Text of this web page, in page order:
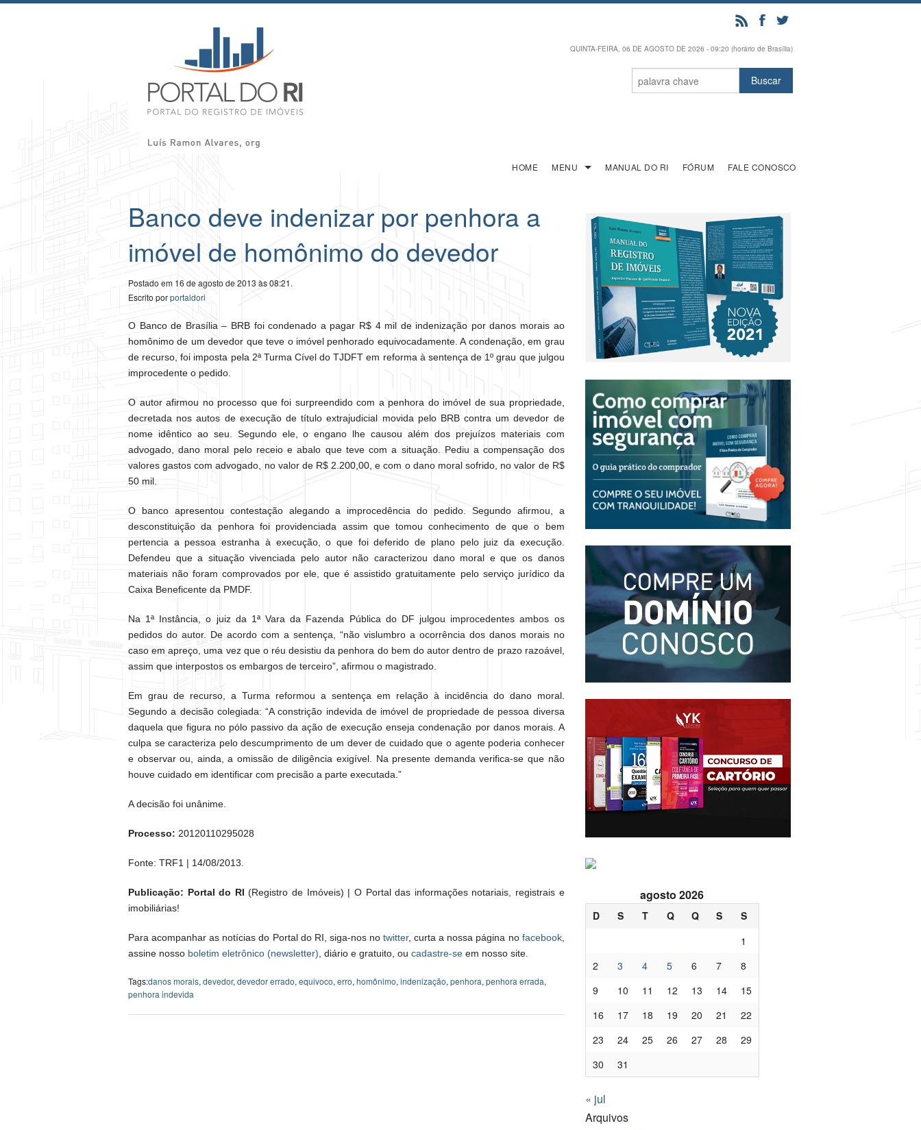
QUINTA-FEIRA, 06 DE AGOSTO DE 2026 - 09:20 (horário de Brasília)
HOME MENU MANUAL DO RI FÓRUM FALE CONOSCO
Banco deve indenizar por penhora a
imóvel de homônimo do devedor
Postado em 16 de agosto de 2013 às 08:21.
Escrito porportaldori
O Banco de Brasília – BRB foi condenado a pagar R$ 4 mil de indenização por danos morais ao
homônimo de um devedor que teve o imóvel penhorado equivocadamente. A condenação, em grau
de recurso, foi imposta pela 2ª Turma Cível do TJDFT em reforma à sentença de 1º grau que julgou
improcedente o pedido.
O autor afirmou no processo que foi surpreendido com a penhora do imóvel de sua propriedade,
decretada nos autos de execução de título extrajudicial movida pelo BRB contra um devedor de
nome idêntico ao seu. Segundo ele, o engano lhe causou além dos prejuízos materiais com
advogado, dano moral pelo receio e abalo que teve com a situação. Pediu a compensação dos
valores gastos com advogado, no valor de R$ 2.200,00, e com o dano moral sofrido, no valor de R$
50 mil.
O banco apresentou contestação alegando a improcedência do pedido. Segundo afirmou, a
desconstituição da penhora foi providenciada assim que tomou conhecimento de que o bem
pertencia a pessoa estranha à execução, o que foi deferido de plano pelo juiz da execução.
Defendeu que a situação vivenciada pelo autor não caracterizou dano moral e que os danos
materiais não foram comprovados por ele, que é assistido gratuitamente pelo serviço jurídico da
Caixa Beneficente da PMDF.
Na 1ª Instância, o juiz da 1ª Vara da Fazenda Pública do DF julgou improcedentes ambos os
pedidos do autor. De acordo com a sentença, “não vislumbro a ocorrência dos danos morais no
caso em apreço, uma vez que o réu desistiu da penhora do bem do autor dentro de prazo razoável,
assim que interpostos os embargos de terceiro”, afirmou o magistrado.
Em grau de recurso, a Turma reformou a sentença em relação à incidência do dano moral.
Segundo a decisão colegiada: “A constrição indevida de imóvel de propriedade de pessoa diversa
daquela que figura no pólo passivo da ação de execução enseja condenação por danos morais. A
culpa se caracteriza pelo descumprimento de um dever de cuidado que o agente poderia conhecer
e observar ou, ainda, a omissão de diligência exigível. Na presente demanda verifica-se que não
houve cuidado em identificar com precisão a parte executada.”
A decisão foi unânime.
Processo: 20120110295028
Fonte: TRF1 | 14/08/2013.
Publicação: Portal do RI (Registro de Imóveis) | O Portal das informações notariais, registrais e
imobiliárias!
Para acompanhar as notícias do Portal do RI, siga-nos notwitter, curta a nossa página no facebook,
assine nosso boletim eletrônico (newsletter) , diário e gratuito, ou cadastre-se em nosso site.
Tags:danos morais, devedor, devedor errado, equivoco, erro, homônimo, indenização, penhora, penhora errada,
penhora indevida
agosto 2026
D S T Q Q S
S
1
2
3 4 5 6 7
8
9
10 11 12 13 14
15
16
17 18 19 20 21
22
23
24 25 26 27 28
29
30
31
« jul
Arquivos